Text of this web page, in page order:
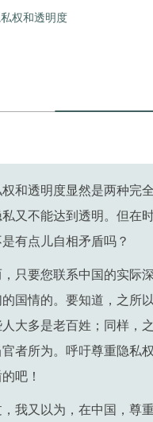
私权和透明度
权和透明度显然是两种完
又不能达到透明。但在
有点儿自相矛盾吗？
只要您联系中国的实际
国情的。要知道，之所
大多是老百姓；同样，
者所为。呼吁尊重隐私
吧！
我又以为，在中国，尊